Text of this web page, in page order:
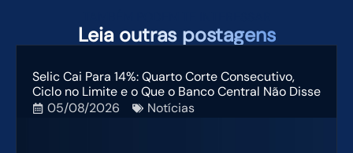
Leia outras postagens
Selic Cai Para 14%: Quarto Corte Consecutivo,
Ciclo no Limite e o Que o Banco Central Não Disse
05/08/2026
Notícias